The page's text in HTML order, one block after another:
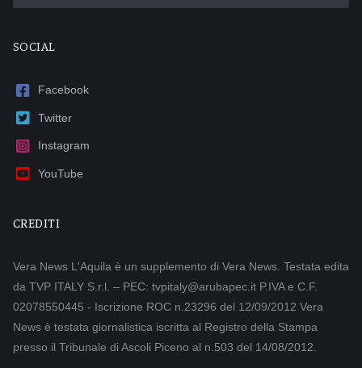
SOCIAL
Facebook
Twitter
Instagram
YouTube
CREDITI
Vera News L'Aquila è un supplemento di Vera News. Testata edita
da TVP ITALY S.r.l. – PEC: tvpitaly@arubapec.it P.IVA e C.F.
02078550445 - Iscrizione ROC n.23296 del 12/09/2012 Vera
News è testata giornalistica iscritta al Registro della Stampa
presso il Tribunale di Ascoli Piceno al n.503 del 14/08/2012.